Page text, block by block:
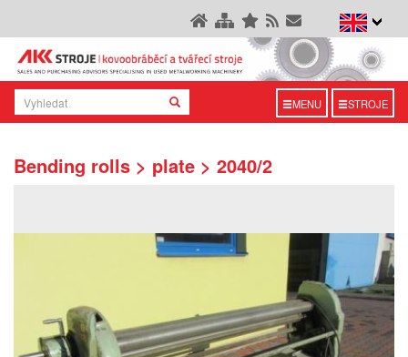
MENU STROJE
Bending rolls > plate > 2040/2